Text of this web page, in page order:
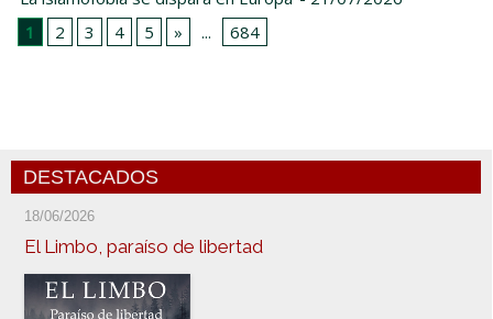
1
2 3 4 5 » ... 684
DESTACADOS
18/06/2026
El Limbo, paraíso de libertad